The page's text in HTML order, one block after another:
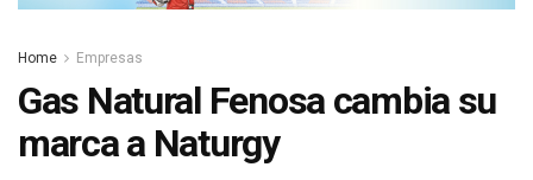
Home Empresas
Gas Natural Fenosa cambia su
marca a Naturgy